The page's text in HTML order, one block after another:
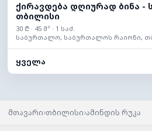
ქირავდება დღიურად ბინა -
თბილისი
30 ₾ · 45 მ² · 1 საძ.
საბურთალო, საბურთალოს რაიონი,
ყველა
მთავარი›თბილისი›ამინდის რუკა